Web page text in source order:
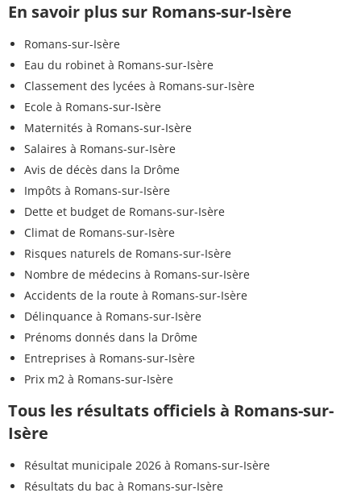
En savoir plus sur Romans-sur-Isère
Romans-sur-Isère
Eau du robinet à Romans-sur-Isère
Classement des lycées à Romans-sur-Isère
Ecole à Romans-sur-Isère
Maternités à Romans-sur-Isère
Salaires à Romans-sur-Isère
Avis de décès dans la Drôme
Impôts à Romans-sur-Isère
Dette et budget de Romans-sur-Isère
Climat de Romans-sur-Isère
Risques naturels de Romans-sur-Isère
Nombre de médecins à Romans-sur-Isère
Accidents de la route à Romans-sur-Isère
Délinquance à Romans-sur-Isère
Prénoms donnés dans la Drôme
Entreprises à Romans-sur-Isère
Prix m2 à Romans-sur-Isère
Tous les résultats officiels à Romans-sur-
Isère
Résultat municipale 2026 à Romans-sur-Isère
Résultats du bac à Romans-sur-Isère